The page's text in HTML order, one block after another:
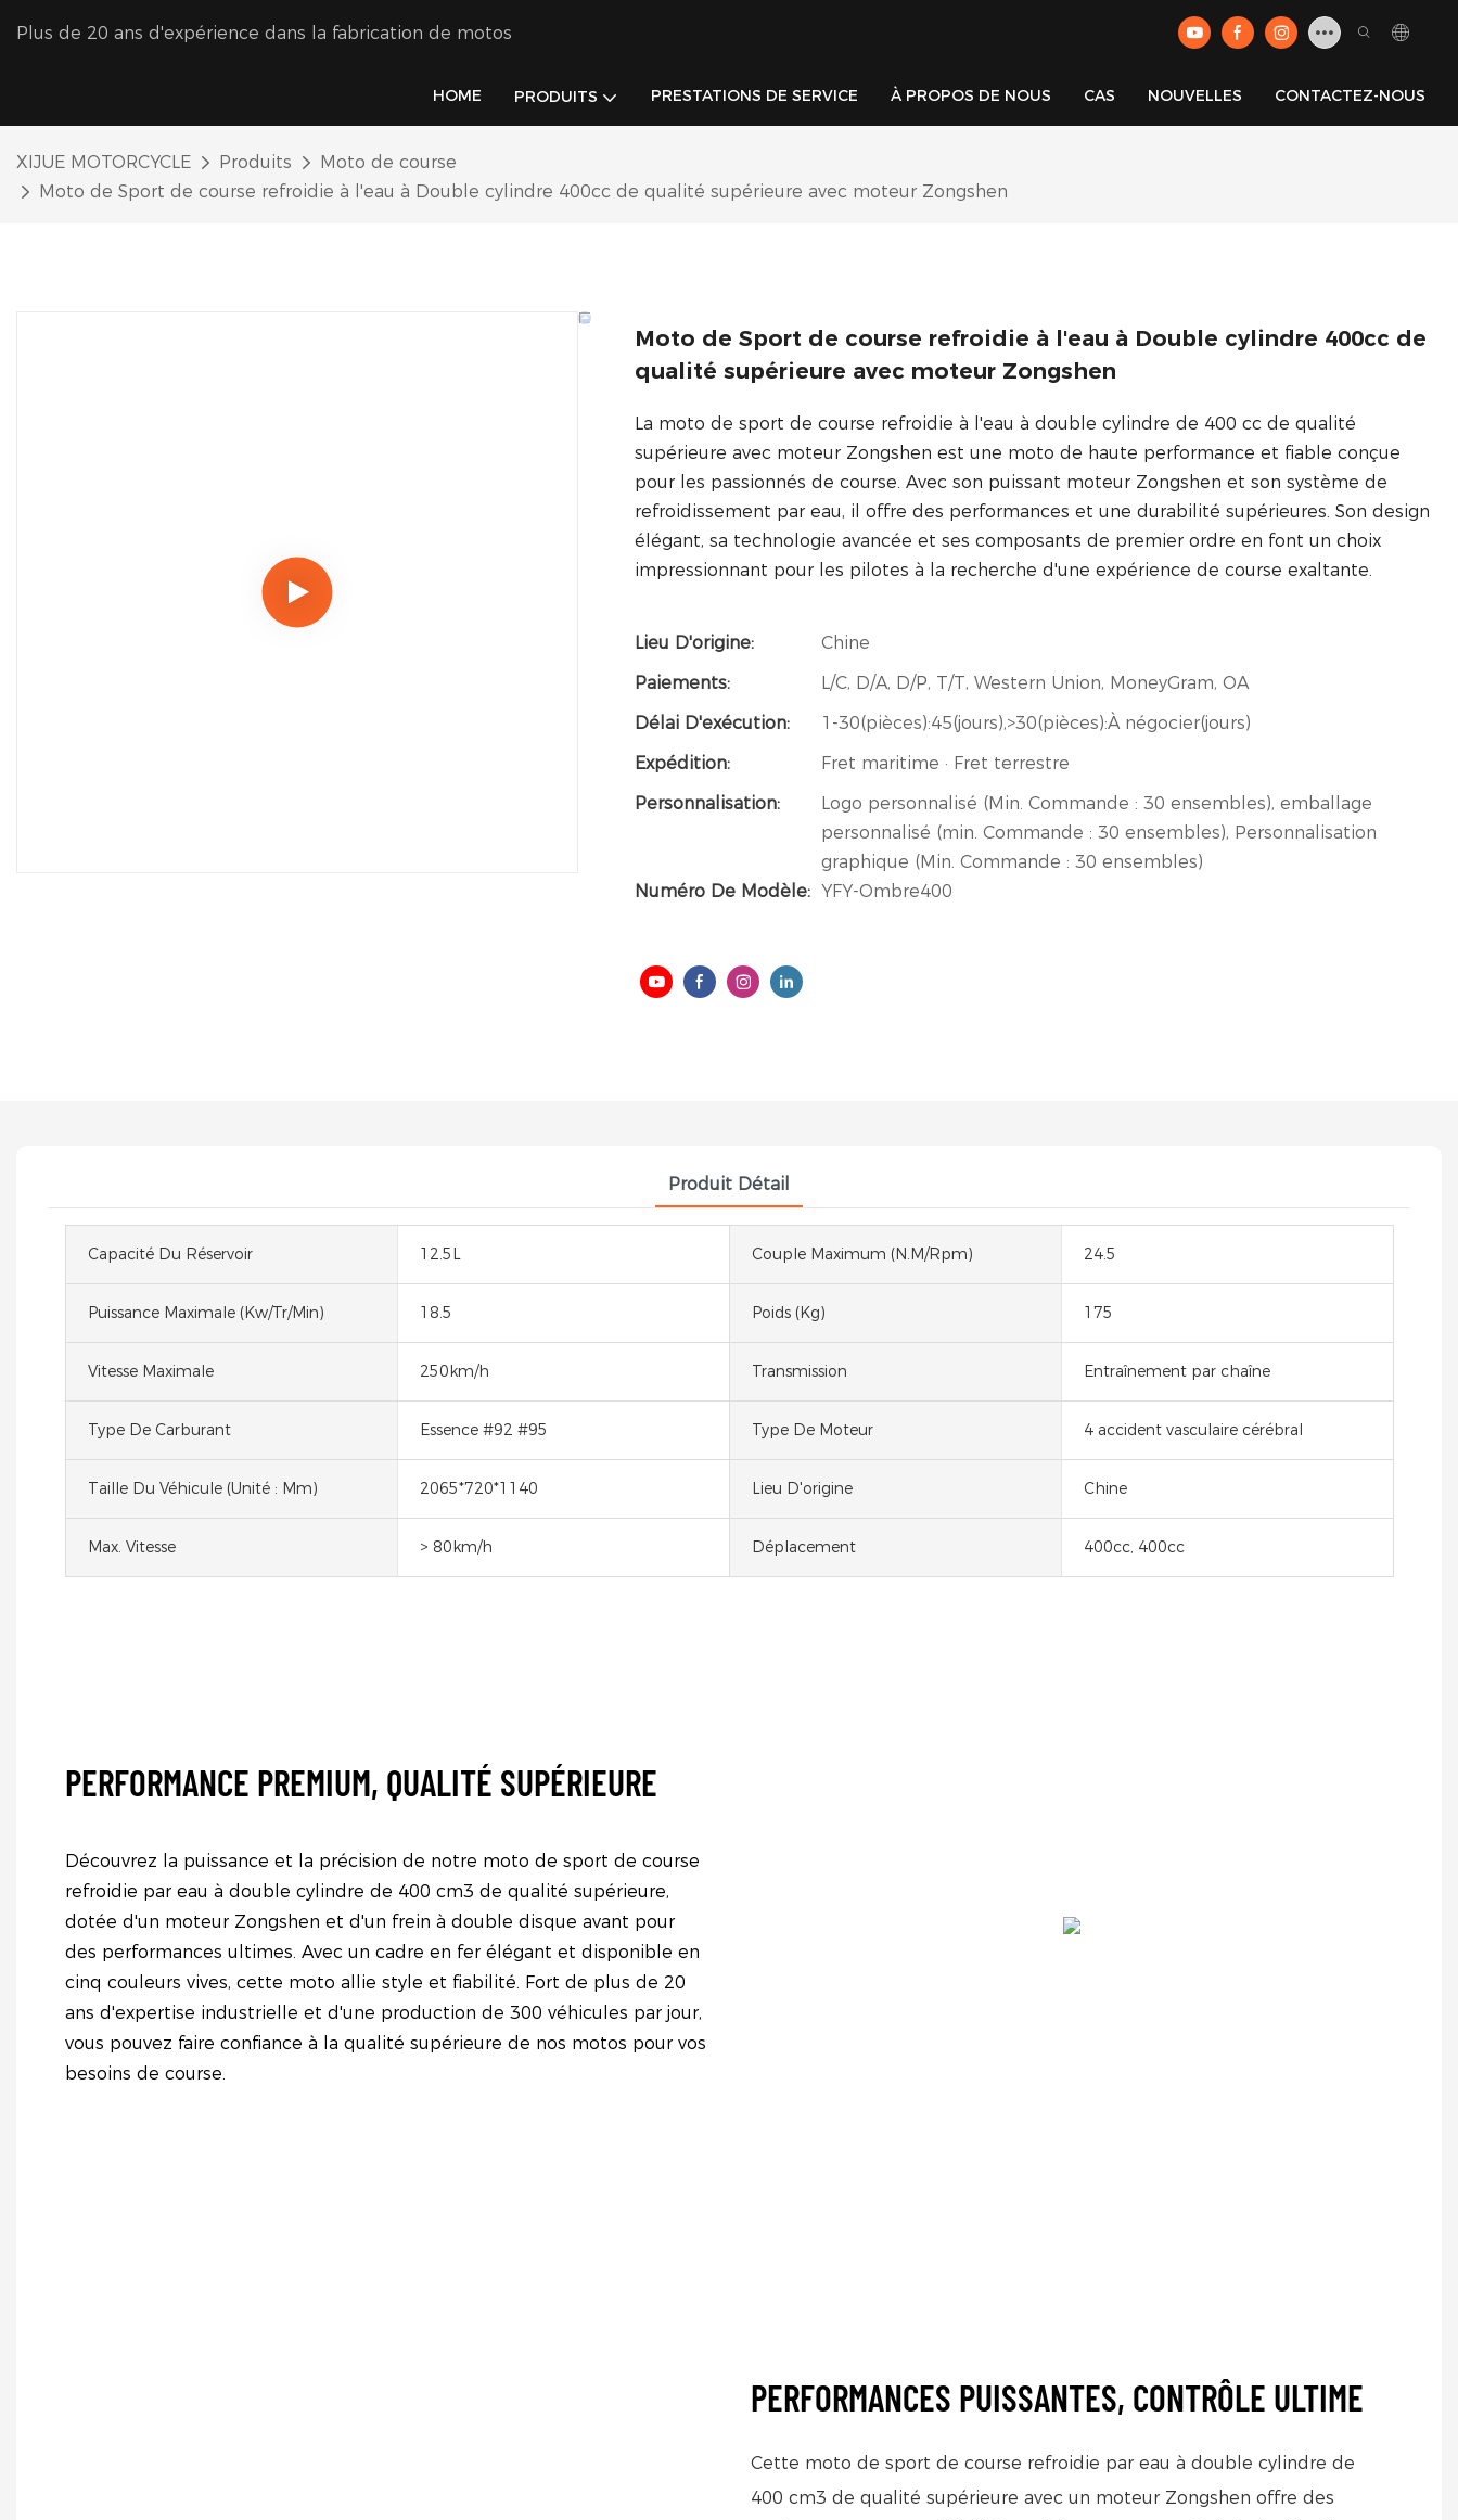
Plus de 20 ans d'expérience dans la fabrication de motos
HOME PRODUITS PRESTATIONS DE SERVICE À PROPOS DE NOUS CAS NOUVELLES CONTACTEZ-NOUS
XIJUE MOTORCYCLE Produits
Moto de course
Moto de Sport de course refroidie à l'eau à Double cylindre 400cc de qualité supérieure avec moteur Zongshen
Moto de Sport de course refroidie à l'eau à Double cylindre 400cc de
qualité supérieure avec moteur Zongshen
La moto de sport de course refroidie à l'eau à double cylindre de 400 cc de qualité
supérieure avec moteur Zongshen est une moto de haute performance et fiable conçue
pour les passionnés de course. Avec son puissant moteur Zongshen et son système de
refroidissement par eau, il offre des performances et une durabilité supérieures. Son design
élégant, sa technologie avancée et ses composants de premier ordre en font un choix
impressionnant pour les pilotes à la recherche d'une expérience de course exaltante.
Lieu D'origine:
Chine
Paiements:
L/C, D/A, D/P, T/T, Western Union, MoneyGram, OA
Délai D'exécution:
1-30(pièces):45(jours),>30(pièces):À négocier(jours)
Expédition:
Fret maritime · Fret terrestre
Personnalisation:
Logo personnalisé (Min. Commande : 30 ensembles), emballage
personnalisé (min. Commande : 30 ensembles), Personnalisation
graphique (Min. Commande : 30 ensembles)
Numéro De Modèle: YFY-Ombre400
Produit Détail
Capacité Du Réservoir 12.5L Couple Maximum (N.m/rpm) 24.5
Puissance Maximale (kw/tr/min) 18.5 Poids (kg) 175
Vitesse Maximale 250km/h Transmission Entraînement par chaîne
Type De Carburant Essence #92 #95 Type De Moteur 4 accident vasculaire cérébral
Taille Du Véhicule (unité : Mm) 2065*720*1140 Lieu D'origine Chine
Max. Vitesse > 80km/h Déplacement 400cc, 400cc
PERFORMANCE PREMIUM, QUALITÉ SUPÉRIEURE
Découvrez la puissance et la précision de notre moto de sport de course
refroidie par eau à double cylindre de 400 cm3 de qualité supérieure,
dotée d'un moteur Zongshen et d'un frein à double disque avant pour
des performances ultimes. Avec un cadre en fer élégant et disponible en
cinq couleurs vives, cette moto allie style et fiabilité. Fort de plus de 20
ans d'expertise industrielle et d'une production de 300 véhicules par jour,
vous pouvez faire confiance à la qualité supérieure de nos motos pour vos
besoins de course.
PERFORMANCES PUISSANTES, CONTRÔLE ULTIME
Cette moto de sport de course refroidie par eau à double cylindre de
400 cm3 de qualité supérieure avec un moteur Zongshen offre des